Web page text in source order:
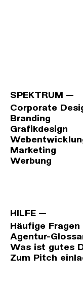
SPEKTRUM
Corporate
Branding
Grafikdesign
Marketing
Werbung
HILFE
Häufige Fragen
Agentur-
Was ist gutes
Zum Pitch